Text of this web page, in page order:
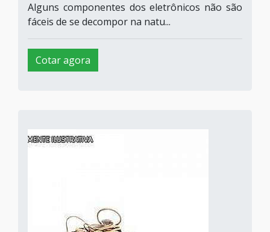
Alguns componentes dos eletrônicos não são
fáceis de se decompor na natu...
Cotar agora